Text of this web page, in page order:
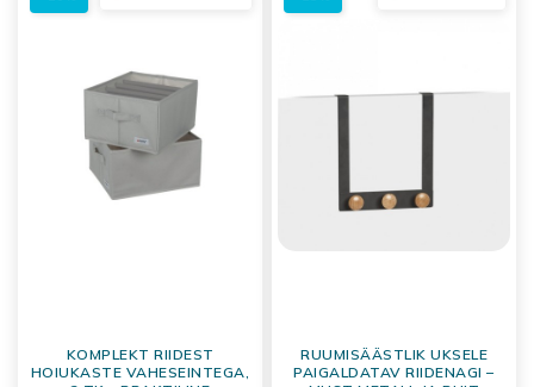
KOMPLEKT RIIDEST
HOIUKASTE VAHESEINTEGA,
RUUMISÄÄSTLIK UKSELE
PAIGALDATAV RIIDENAGI –